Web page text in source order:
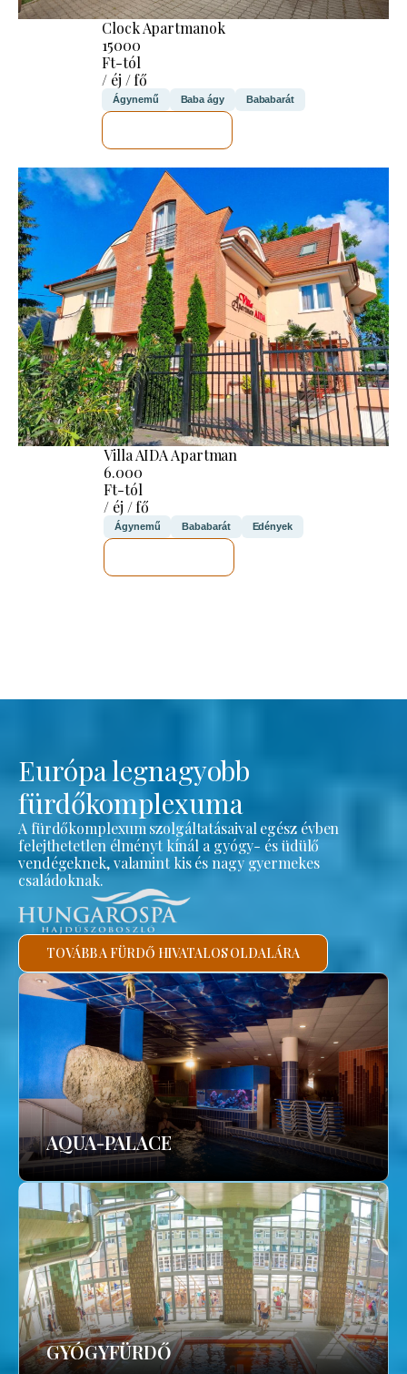
Clock Apartmanok
15000
Ft-tól
/ éj / fő
Ágynemű Baba ágy Bababarát
Villa AIDA Apartman
6.000
Ft-tól
/ éj / fő
Ágynemű Bababarát Edények
Európa legnagyobb
fürdőkomplexuma
A fürdőkomplexum szolgáltatásaival egész évben
felejthetetlen élményt kínál a gyógy- és üdülő
vendégeknek, valamint kis és nagy gyermekes
családoknak.
TOVÁBB A FÜRDŐ HIVATALOS OLDALÁRA
AQUA-PALACE
GYÓGYFÜRDŐ